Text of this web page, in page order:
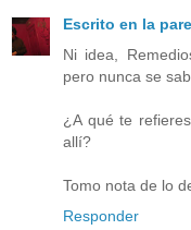
Escrito en la
Ni idea,
pero nunca se
¿A qué te
allí?
Tomo nota de lo
Responder